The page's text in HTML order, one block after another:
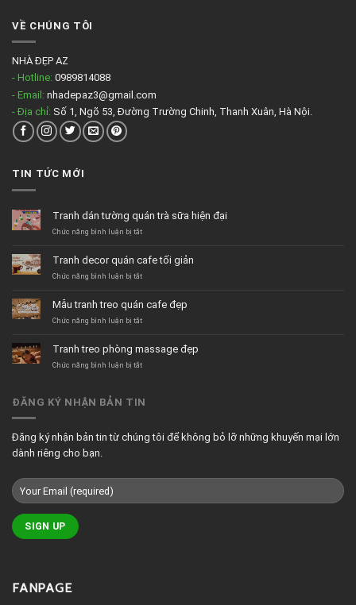
VỀ CHÚNG TÔI
NHÀ ĐẸP AZ
- Hotline: 0989814088
- Email: nhadepaz3@gmail.com
- Địa chỉ: Số 1, Ngõ 53, Đường Trường Chinh, Thanh Xuân, Hà Nội.
TIN TỨC MỚI
Tranh dán tường quán trà sữa hiện đại
Chức năng bình luận bị tắtở
tường
quán
hiện
đại
Tranh decor quán cafe tối giản
Chức năng bình luận bị tắtở
quán
cafe
Mẫu tranh treo quán cafe đẹp
Chức năng bình luận bị tắtở
treo
quán
Tranh treo phòng massage đẹp
Chức năng bình luận bị tắtở
phòng
ĐĂNG KÝ NHẬN BẢN TIN
Đăng ký nhận bản tin từ chúng tôi để không bỏ lỡ những khuyến mại lớn
dành riêng cho bạn.
FANPAGE